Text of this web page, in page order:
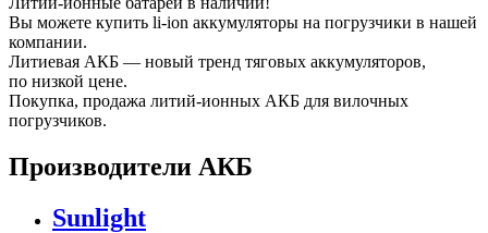
Вы можете купить li-ion аккумуляторы на погрузчики в нашей
компании.
Литиевая АКБ — новый тренд тяговых аккумуляторов,
по низкой цене.
Покупка, продажа литий-ионных АКБ для вилочных
погрузчиков.
Производители АКБ
Sunlight